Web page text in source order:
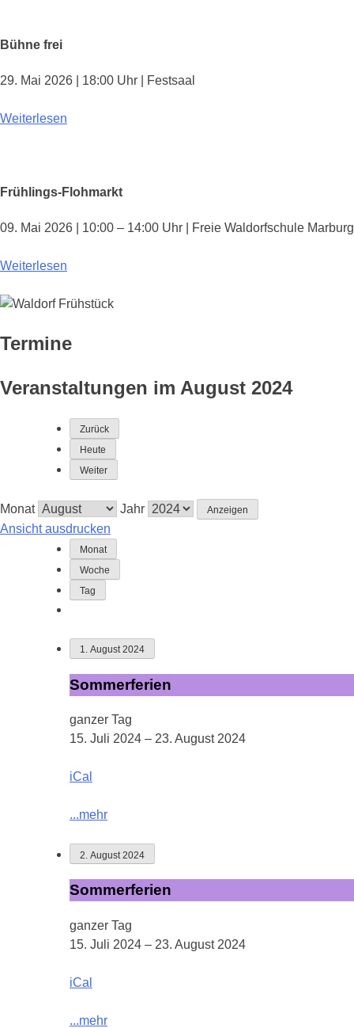
Bühne frei
29. Mai 2026 | 18:00 Uhr | Festsaal
Weiterlesen
Frühlings-Flohmarkt
09. Mai 2026 | 10:00 – 14:00 Uhr | Freie Waldorfschule Marburg
Weiterlesen
Termine
Veranstaltungen im August 2024
Zurück
Heute
Weiter
Monat
Jahr
Ansichtausdrucken
Monat
Woche
Tag
1. August 2024
Sommerferien
Sommerferien
ganzer Tag
15. Juli 2024 – 23. August 2024
iCal
...mehr
2. August 2024
Sommerferien
Sommerferien
ganzer Tag
15. Juli 2024 – 23. August 2024
iCal
...mehr